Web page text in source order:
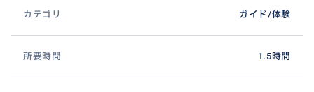
カテゴリ ガイド/体験
所要時間 1.5時間